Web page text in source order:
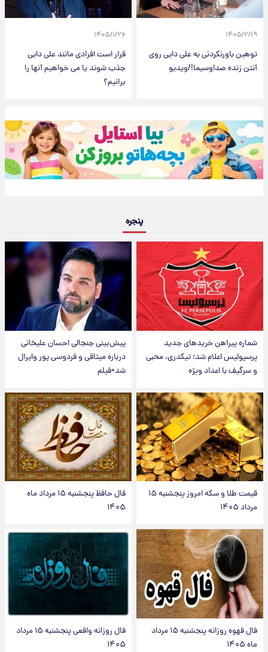
۱۴۰۵/۲/۱۹
توهین باورنکردنی به علی دایی روی
آنتن زنده صداوسیما!/ویدیو
۱۴۰۵/۱/۲۶
قرار است افرادی مانند علی دایی
جذب شوند یا می خواهیم آنها را
برانیم؟
پنجره
شماره پیراهن خریدهای جدید
پرسپولیس اعلام شد؛ تیکدری، محبی
و سرگیف با اعداد ویژه
پیش‌بینی جنجالی احسان علیخانی
درباره میثاقی و فردوسی پور وایرال
شد+فیلم
قیمت طلا و سکه امروز پنجشنبه ۱۵
مرداد ۱۴۰۵
فال حافظ پنجشنبه ۱۵ مرداد ماه
۱۴۰۵
فال قهوه روزانه پنجشنبه ۱۵ مرداد
ماه ۱۴۰۵
فال روزانه واقعی پنجشنبه ۱۵ مرداد
۱۴۰۵